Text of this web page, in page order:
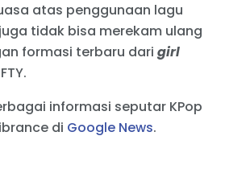
atas penggunaan lagu
tidak bisa merekam ulang
formasi terbaru dari girl
informasi seputar KPop
di Google News.